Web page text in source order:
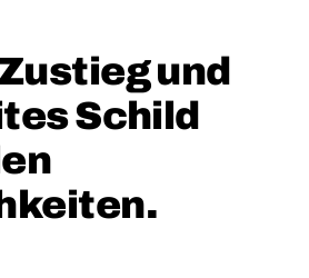
und
Schild